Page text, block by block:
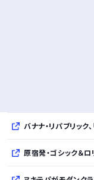
バナナ・リパブリック
原宿発・ゴシック＆ロリィタ